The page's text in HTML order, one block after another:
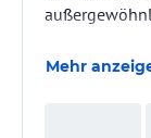
Mehr